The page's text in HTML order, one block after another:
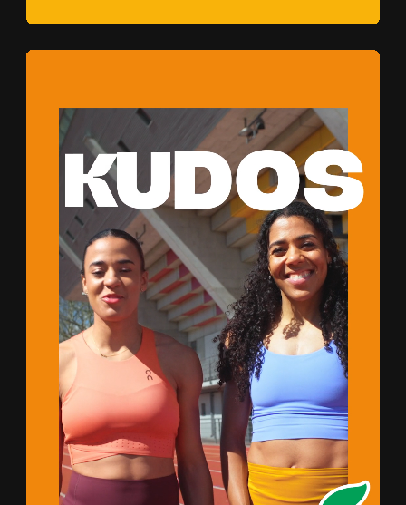
TARTSTART
ROJEKTE
RTHAUS
BERUNSUBER